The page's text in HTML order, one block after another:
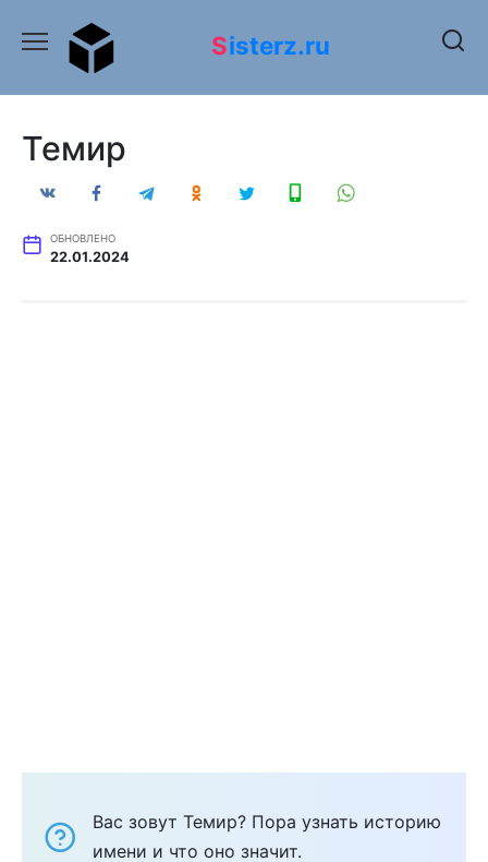
содержанию
Sisterz.ru
Темир
ОБНОВЛЕНО
22.01.2024
Вас зовут Темир? Пора узнать историю
имени и что оно значит.